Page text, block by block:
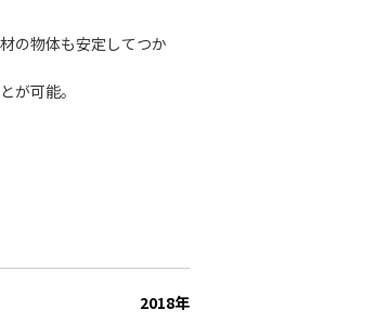
の物体も安定してつか
が可能。
2018年